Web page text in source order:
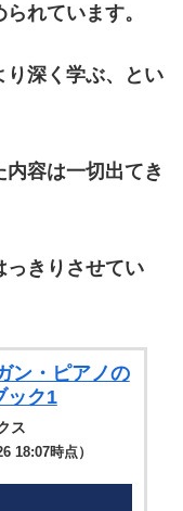
れています。
り深く学ぶ、とい
内容は一切出てき
っきりさせてい
ン・ピアノの
ック1
ス
18:07時点）